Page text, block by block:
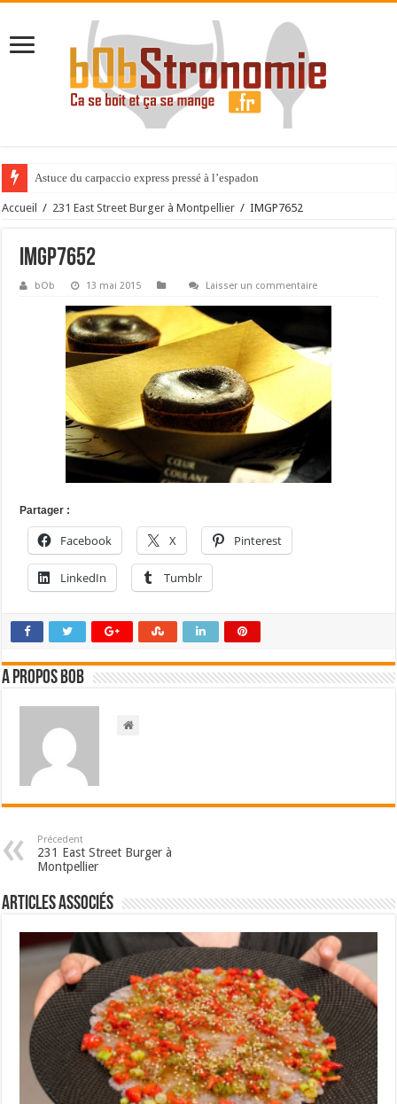
Astuce du carpaccio express pressé à l’espadon
Accueil / 231 East Street Burger à Montpellier / IMGP7652
IMGP7652
bOb 13 mai 2015 Laisser un commentaire
Partager :
Facebook X Pinterest
LinkedIn Tumblr
A propos bOb
Précedent
231 East Street Burger à
Montpellier
Articles associés